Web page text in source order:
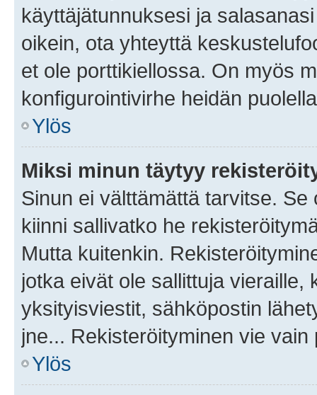
käyttäjätunnuksesi ja
oikein, ota yhteyttä
et ole porttikiellossa. On myös
konfigurointivirhe heidän
Ylös
Miksi minun täytyy
Sinun ei välttämättä tarvitse.
kiinni sallivatko he
Mutta kuitenkin.
jotka eivät ole sallittuja vieraille,
yksityisviestit, sähköpostin
jne... Rekisteröityminen vie
Ylös